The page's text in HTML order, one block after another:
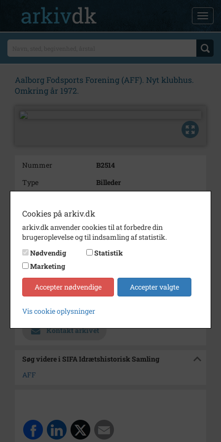
Aalborg Fodsports Forening (AFF). Nyt klubhus.
Omkring år 1972.
Nummer
B2514
Type
Billeder
Skovdalen.
Fotograf
Størrelse
15x21 cm
Arkiv
Kontakt arkivet
Søg videre i SIFA Idrætshistorisk Samling
AFF
Cookies på arkiv.dk
arkiv.dk anvender cookies til at forbedre din
brugeroplevelse og til indsamling af statistik.
Nødvendig
Statistik
Marketing
Accepter nødvendige Accepter valgte
Vis cookie oplysninger